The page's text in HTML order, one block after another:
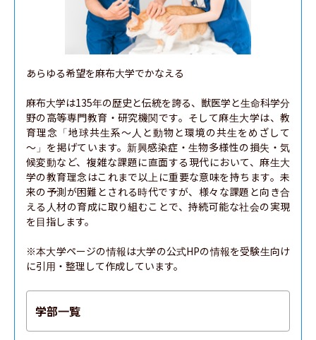
あらゆる希望を麻布大学でかなえる
麻布大学は135年の歴史と伝統を誇る、獣医学と生命科学分
野の高等専門教育・研究機関です。そして麻生大学は、教
育理念「地球共生系～人と動物と環境の共生をめざして
～」を掲げています。新興感染症・生物多様性の損失・気
候変動など、複雑な課題に直面する現代において、麻生大
学の教育理念はこれまで以上に重要な意味を持ちます。未
来の予測が困難とされる時代ですが、様々な課題と向き合
える人材の育成に取り組むことで、持続可能な社会の実現
を目指します。
※本大学ページの情報は大学の公式HPの情報を受験生向け
に引用・整理して作成しています。
学部一覧